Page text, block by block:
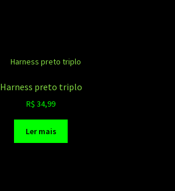
Harness preto triplo
R$ 34,99
Ler mais